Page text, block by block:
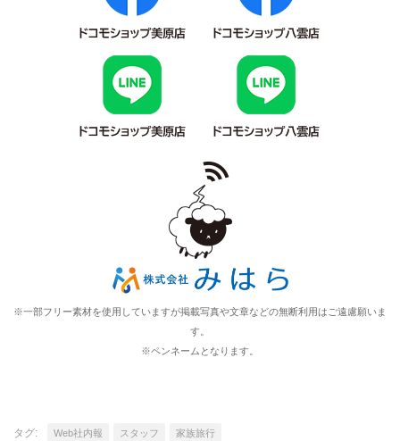
※一部フリー素材を使用していますが掲載写真や文章などの無断利用はご遠慮願いま
す。
※ペンネームとなります。
タグ: Web社内報 スタッフ 家族旅行